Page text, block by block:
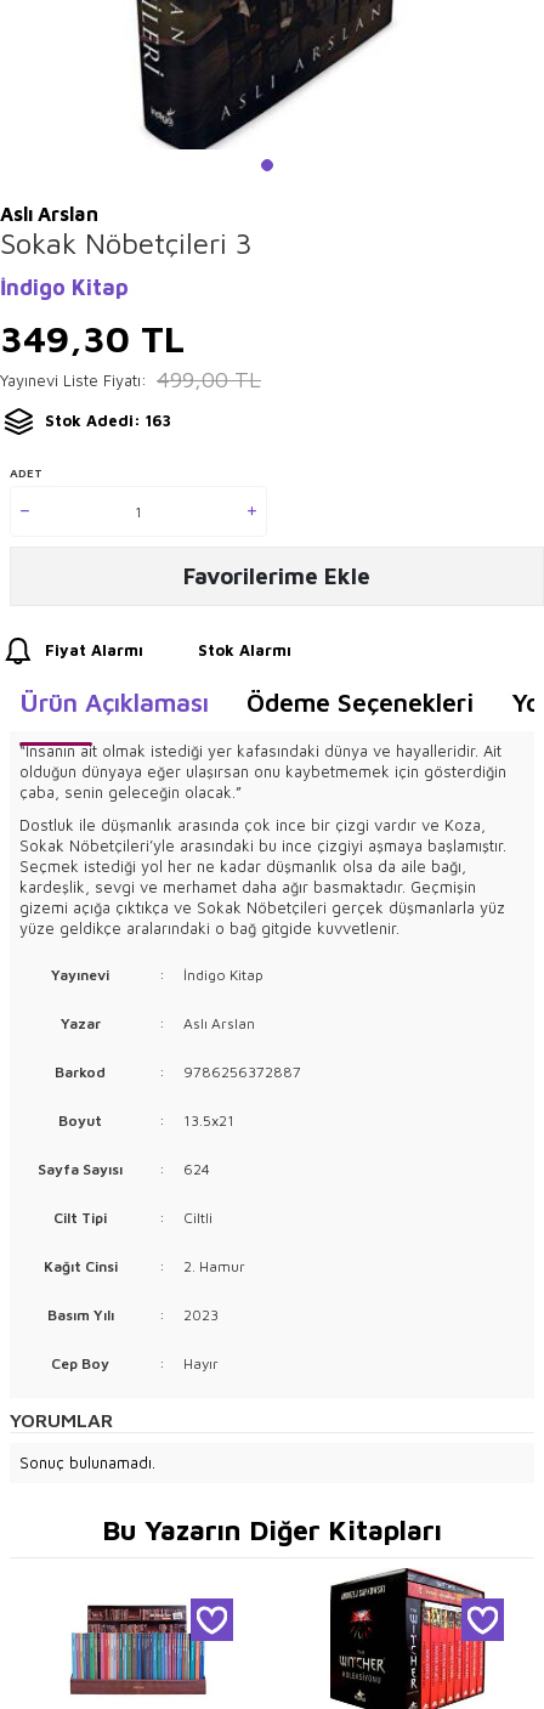
Aslı Arslan
Sokak Nöbetçileri 3
İndigo Kitap
349,30 TL
Yayınevi Liste Fiyatı: 499,00TL
Stok Adedi: 163
ADET
Favorilerime Ekle
Fiyat Alarmı Stok Alarmı
Ürün Açıklaması Ödeme Seçenekleri
“İnsanın ait olmak istediği yer kafasındaki dünya ve hayalleridir. Ait
olduğun dünyaya eğer ulaşırsan onu kaybetmemek için gösterdiğin
çaba, senin geleceğin olacak.”
Dostluk ile düşmanlık arasında çok ince bir çizgi vardır ve Koza,
Sokak Nöbetçileri’yle arasındaki bu ince çizgiyi aşmaya başlamıştır.
Seçmek istediği yol her ne kadar düşmanlık olsa da aile bağı,
kardeşlik, sevgi ve merhamet daha ağır basmaktadır. Geçmişin
gizemi açığa çıktıkça ve Sokak Nöbetçileri gerçek düşmanlarla yüz
yüze geldikçe aralarındaki o bağ gitgide kuvvetlenir.
Yayınevi : İndigo Kitap
Yazar : Aslı Arslan
Barkod : 9786256372887
Boyut : 13.5x21
Sayfa Sayısı : 624
Cilt Tipi : Ciltli
Kağıt Cinsi : 2. Hamur
Basım Yılı : 2023
Cep Boy : Hayır
YORUMLAR
Sonuç bulunamadı.
Bu Yazarın Diğer Kitapları